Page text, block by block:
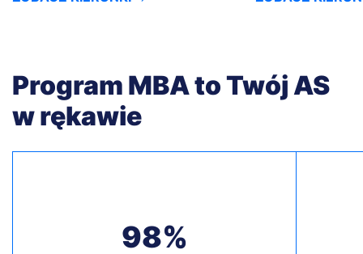
Program MBA to Twój AS
w rękawie
98%